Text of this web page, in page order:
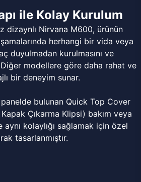
ile Kolay Kurulum
dizaynlı Nirvana M600, ürünün
herhangi bir vida veya
duyulmadan kurulmasını ve
Diğer modellere göre daha rahat ve
bir deneyim sunar.
bulunan Quick Top Cover
Çıkarma Klipsi) bakım veya
kolaylığı sağlamak için özel
tasarlanmıştır.